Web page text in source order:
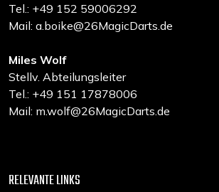
Tel.: +49 152 59006292
Mail: a.boike@26MagicDarts.de
Miles Wolf
Stellv. Abteilungsleiter
Tel.: +49 151 17878006
Mail: m.wolf@26MagicDarts.de
RELEVANTE LINKS